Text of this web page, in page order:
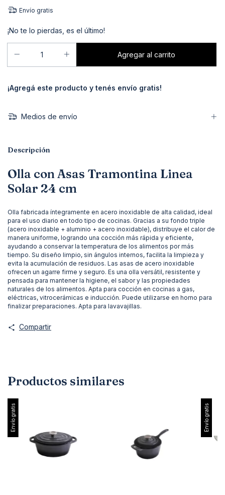
Envío gratis
¡No te lo pierdas, es el último!
¡Agregá este producto y tenés envío gratis!
Medios de envío
Descripción
Olla con Asas Tramontina Linea
Solar 24 cm
Olla fabricada íntegramente en acero inoxidable de alta calidad, ideal
para el uso diario en todo tipo de cocinas. Gracias a su fondo triple
(acero inoxidable + aluminio + acero inoxidable), distribuye el calor de
manera uniforme, logrando una cocción más rápida y eficiente,
ayudando a conservar la temperatura de los alimentos por más
tiempo. Su diseño limpio, sin ángulos internos, facilita la limpieza y
evita la acumulación de residuos. Las asas de acero inoxidable
ofrecen un agarre firme y seguro. Es una olla versátil, resistente y
pensada para mantener la higiene, el sabor y las propiedades
naturales de los alimentos. Apta para cocción en cocinas a gas,
eléctricas, vitrocerámicas e inducción. Puede utilizarse en horno para
finalizar preparaciones. Apta para lavavajillas.
Compartir
Productos similares
Envío gratis Envío gratis